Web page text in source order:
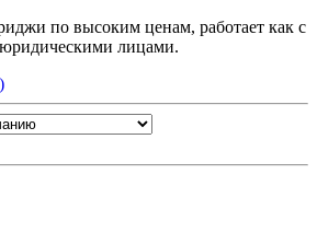
по высоким ценам, работает как с
лицами.